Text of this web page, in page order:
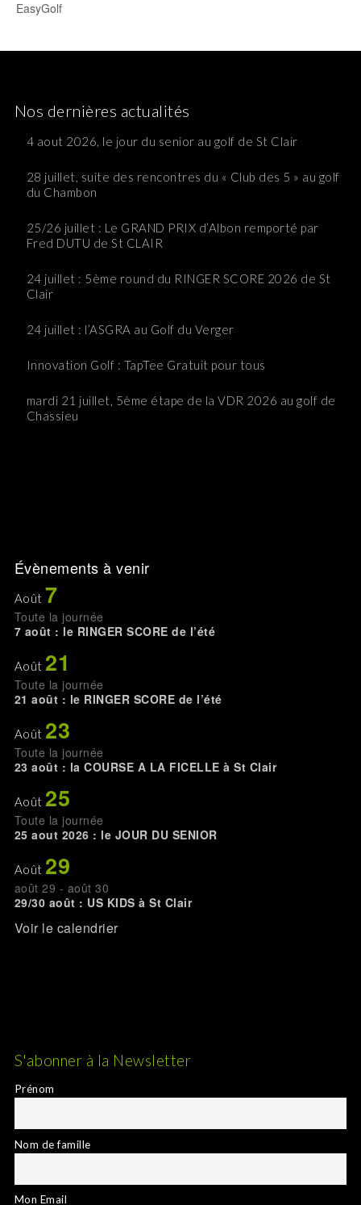
EasyGolf
Nos dernières actualités
4 aout 2026, le jour du senior au golf de St Clair
28 juillet, suite des rencontres du « Club des 5 » au golf
du Chambon
25/26 juillet : Le GRAND PRIX d’Albon remporté par
Fred DUTU de St CLAIR
24 juillet : 5ème round du RINGER SCORE 2026 de St
Clair
24 juillet : l’ASGRA au Golf du Verger
Innovation Golf : TapTee Gratuit pour tous
mardi 21 juillet, 5ème étape de la VDR 2026 au golf de
Chassieu
Évènements à venir
Août 7
Toute la journée
7 août : le RINGER SCORE de l’été
Août 21
Toute la journée
21 août : le RINGER SCORE de l’été
Août 23
Toute la journée
23 août : la COURSE A LA FICELLE à St Clair
Août 25
Toute la journée
25 aout 2026 : le JOUR DU SENIOR
Août 29
août 29 - août 30
29/30 août : US KIDS à St Clair
Voir le calendrier
S'abonner à la Newsletter
Prénom
Nom de famille
Mon Email